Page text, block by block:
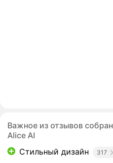
Важное из отзывов
Alice AI
Стильный дизайн
317